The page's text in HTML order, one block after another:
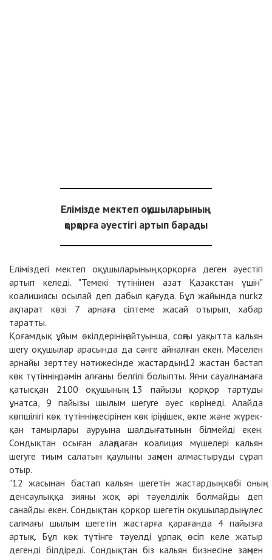
Елімізде мектеп оқушыларының
қорқорға әуестігі артып барады
Еліміздегі мектеп оқушыларының қорқорға деген әуестігі
артып келеді. "Темекі түтінінен азат Қазақстан үшін"
коалициясы осылай деп дабыл қағуда. Бұл жайында nur.kz
ақпарат көзі 7 арнаға сілтеме жасай отырып, хабар
таратты.
Қоғамдық ұйым өкілдерінің айтуынша, соңғы уақытта кальян
шегу оқушылар арасында да сәнге айналған екен. Мәселен
арнайы зерттеу нәтижесінде жастардың 12 жастан бастап
көк түтіннің дәмін алғаны белгілі болыпты. Яғни сауалнамаға
қатысқан 2100 оқушының 13 пайызы қорқор тартуды
ұнатса, 9 пайызы шылым шегуге әуес көрінеді. Алайда
көпшілігі көк түтіннің кесірінен көк ірің, ішек, өкпе және жүрек-
қан тамырлары ауруына шалдығатынын білмейді екен.
Сондықтан осыған алаңдаған коалиция мүшелері кальян
шегуге тиым салатын қаулыны заңмен алмастыруды сұрап
отыр.
"12 жасынан бастап кальян шегетін жастардың көбі оның
денсаулыққа зияны жоқ әрі тәуелділік болмайды деп
санайды екен. Сондықтан қорқор шегетін оқушылардың үлес
салмағы шылым шегетін жастарға қарағанда 4 пайызға
артық. Бұл көк түтінге тәуелді ұрпақ өсіп келе жатыр
дегенді білдіреді. Сондықтан біз кальян бизнесіне заңмен